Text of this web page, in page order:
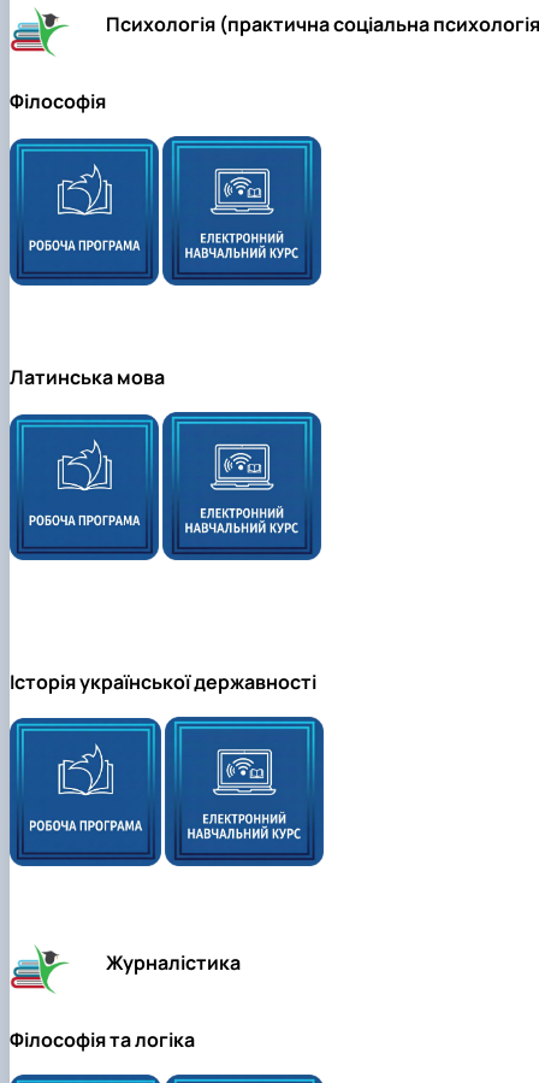
Психологія (практична соціальна
Філософія
Латинська мова
Історія української державності
Журналістика
Філософія та логіка